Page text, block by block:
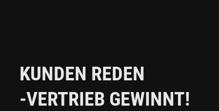
KUNDEN REDEN
-VERTRIEB GEWINNT!